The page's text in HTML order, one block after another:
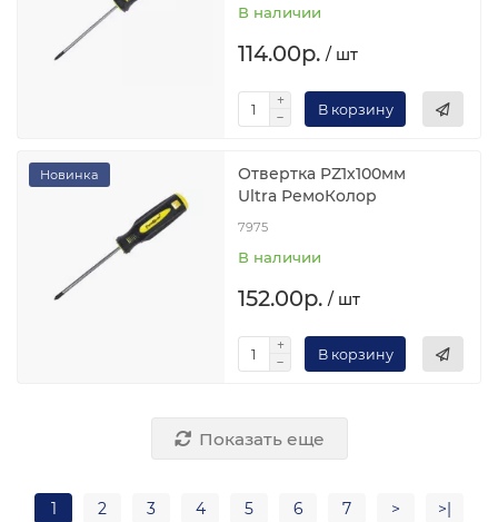
В наличии
114.00р. / шт
В корзину
Новинка
Отвертка PZ1х100мм
Ultra РемоКолор
7975
В наличии
152.00р. / шт
В корзину
Показать еще
1 2 3 4 5 6 7 > >|